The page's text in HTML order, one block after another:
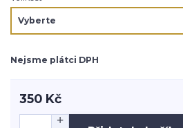
Nejsme plátci DPH
350 Kč